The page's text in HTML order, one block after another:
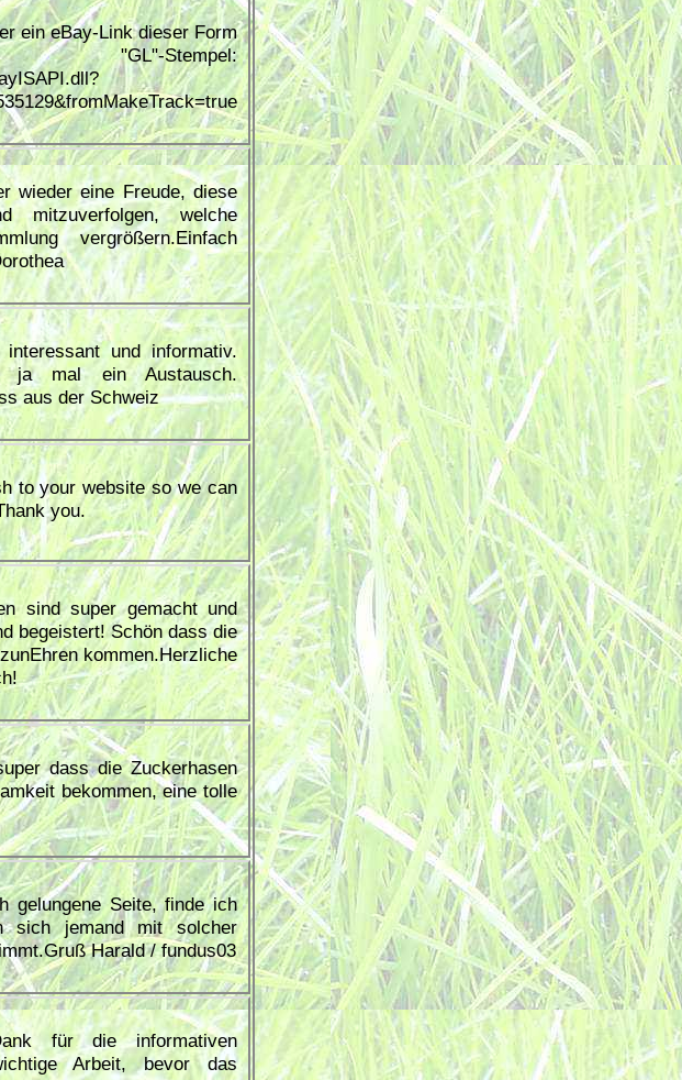
ein eBay-Link dieser Form
Stempel:
wieder eine Freude, diese
mitzuverfolgen, welche
vergrößern.Einfach
und informativ.
ja mal ein Austausch.
aus der Schweiz
to your website so we can
you.
sind super gemacht und
begeistert! Schön dass die
kommen.Herzliche
dass die Zuckerhasen
bekommen, eine tolle
gelungene Seite, finde ich
sich jemand mit solcher
Harald / fundus03
für die informativen
Arbeit, bevor das